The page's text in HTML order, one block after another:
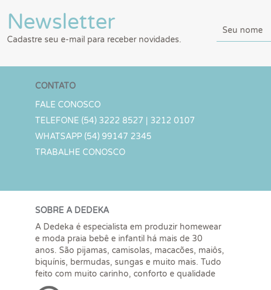
Newsletter
Cadastre seu e-mail para receber novidades.
CONTATO
FALE CONOSCO
TELEFONE (54) 3222 8527 | 3212 0107
WHATSAPP (54) 99147 2345
TRABALHE CONOSCO
SOBRE A DEDEKA
A Dedeka é especialista em produzir homewear
e moda praia bebê e infantil há mais de 30
anos. São pijamas, camisolas, macacões, maiôs,
biquínis, bermudas, sungas e muito mais. Tudo
feito com muito carinho, conforto e qualidade